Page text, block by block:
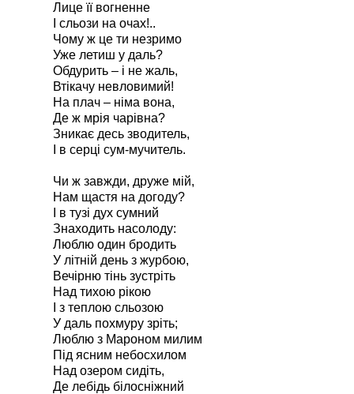
Лице її вогненне
І сльози на очах!..
Чому ж це ти незримо
Уже летиш у даль?
Обдурить – і не жаль,
Втікачу невловимий!
На плач – німа вона,
Де ж мрія чарівна?
Зникає десь зводитель,
І в серці сум-мучитель.
Чи ж завжди, друже мій,
Нам щастя на догоду?
І в тузі дух сумний
Знаходить насолоду:
Люблю один бродить
У літній день з журбою,
Вечірню тінь зустріть
Над тихою рікою
І з теплою сльозою
У даль похмуру зріть;
Люблю з Мароном милим
Під ясним небосхилом
Над озером сидіть,
Де лебідь білосніжний